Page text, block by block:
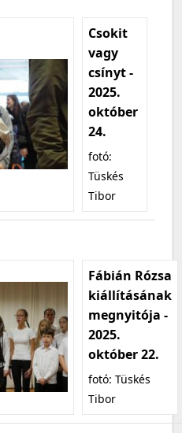
Csokit
vagy
csínyt -
2025.
október
24.
fotó:
Tüskés
Tibor
Fábián Rózsa
kiállításának
megnyitója -
2025.
október 22.
fotó: Tüskés
Tibor